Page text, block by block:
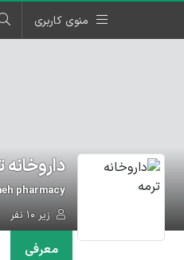
منوی کاربری
داروخانه
pharmacy
زیر ۱۰ نفر
معرفی